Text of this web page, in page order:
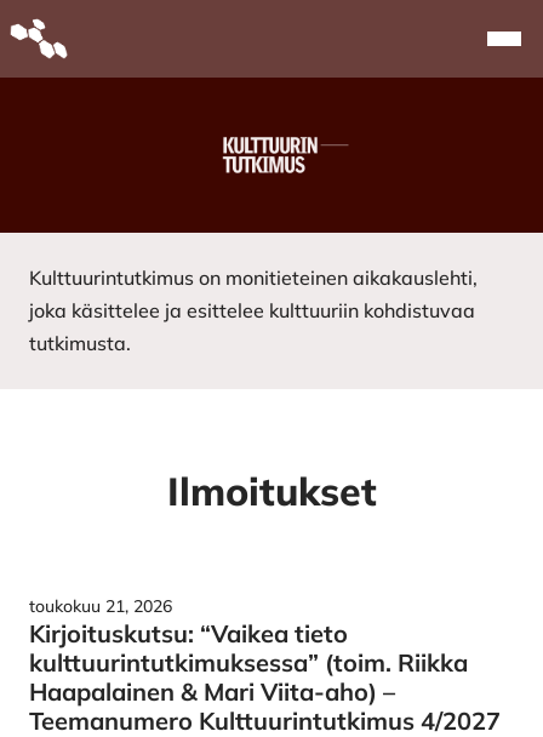
Alkuun
Kulttuurintutkimus on monitieteinen aikakauslehti,
joka käsittelee ja esittelee kulttuuriin kohdistuvaa
tutkimusta.
Ilmoitukset
toukokuu 21, 2026
Kirjoituskutsu: “Vaikea tieto
kulttuurintutkimuksessa” (toim. Riikka
Haapalainen & Mari Viita-aho) –
Teemanumero Kulttuurintutkimus 4/2027